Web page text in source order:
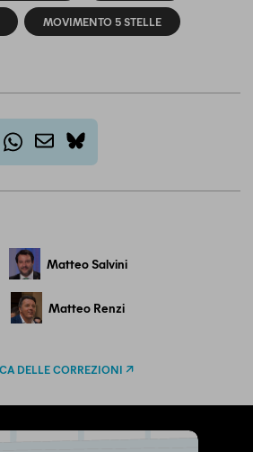
MOVIMENTO 5 STELLE
bluesky
Matteo Salvini
Matteo Renzi
DELLE CORREZIONI